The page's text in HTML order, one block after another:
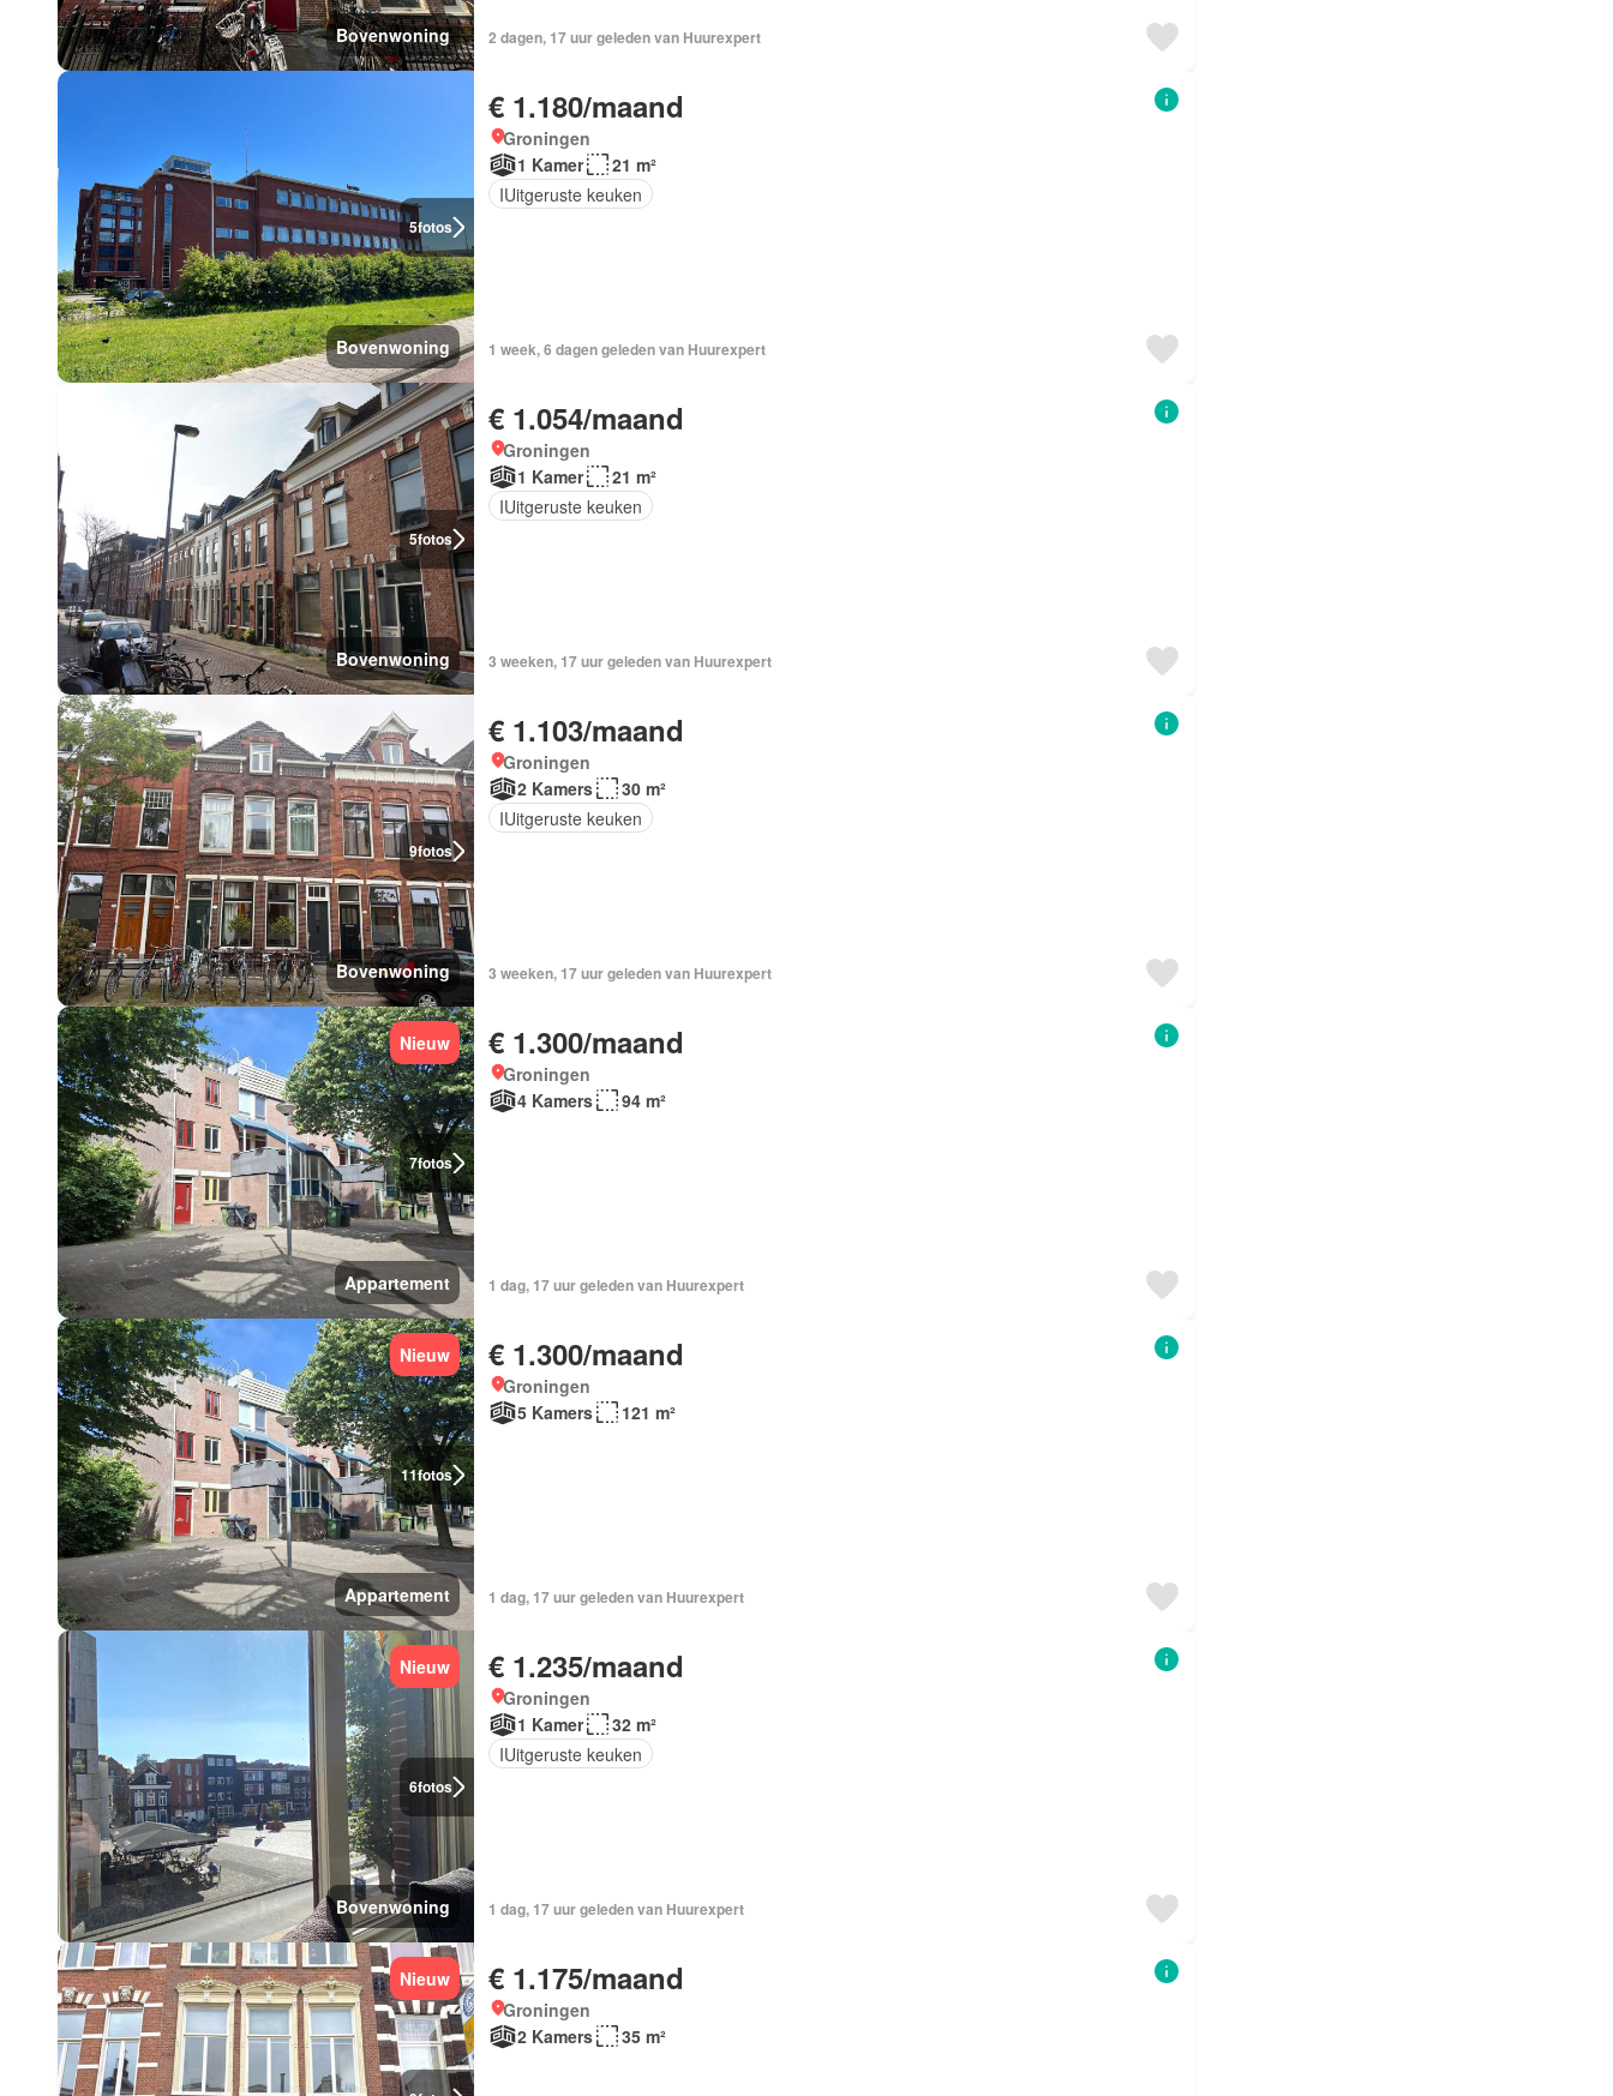
Bovenwoning 2 dagen, 17 uur geleden van Huurexpert
5fotos
Bovenwoning
€ 1.180/maand
Groningen
1 Kamer
21 m²
IUitgeruste keuken
1 week, 6 dagen geleden van Huurexpert
5fotos
Bovenwoning
€ 1.054/maand
Groningen
1 Kamer
21 m²
IUitgeruste keuken
3 weeken, 17 uur geleden van Huurexpert
9fotos
Bovenwoning
€ 1.103/maand
Groningen
2 Kamers
30 m²
IUitgeruste keuken
3 weeken, 17 uur geleden van Huurexpert
7fotos
Nieuw
Appartement
€ 1.300/maand
Groningen
4 Kamers
94 m²
1 dag, 17 uur geleden van Huurexpert
11fotos
Nieuw
Appartement
€ 1.300/maand
Groningen
5 Kamers
121 m²
1 dag, 17 uur geleden van Huurexpert
6fotos
Nieuw
Bovenwoning
€ 1.235/maand
Groningen
1 Kamer
32 m²
IUitgeruste keuken
1 dag, 17 uur geleden van Huurexpert
Nieuw € 1.175/maand
Groningen
2 Kamers
35 m²